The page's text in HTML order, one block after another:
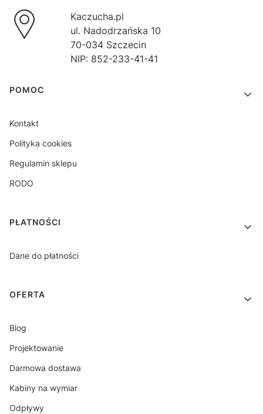
Kaczucha.pl
ul. Nadodrzańska 10
70-034 Szczecin
NIP: 852-233-41-41
Linki w stopce
POMOC
Kontakt
Polityka cookies
Regulamin sklepu
RODO
PŁATNOŚCI
Dane do płatności
OFERTA
Blog
Projektowanie
Darmowa dostawa
Kabiny na wymiar
Odpływy